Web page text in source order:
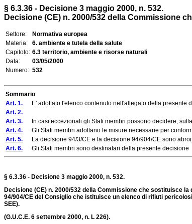
§ 6.3.36 - Decisione 3 maggio 2000, n. 532.
Decisione (CE) n. 2000/532 della Commissione
Settore:
Normativa europea
Materia:
6. ambiente e tutela della salute
Capitolo: 6.3 territorio, ambiente e risorse naturali
Data:
03/05/2000
Numero: 532
Sommario
Art. 1. E' adottato l'elenco contenuto nell'allegato della presente
Art. 2.
Art. 3. In casi eccezionali gli Stati membri possono decidere,
Art. 4. Gli Stati membri adottano le misure necessarie per
Art. 5. La decisione 94/3/CE e la decisione 94/904/CE sono
Art. 6. Gli Stati membri sono destinatari della presente decisione
§ 6.3.36 - Decisione 3 maggio 2000, n. 532.
Decisione (CE) n. 2000/532 della Commissione che sostituisce
94/904/CE del Consiglio che istituisce un elenco di rifiuti
SEE).
(G.U.C.E. 6 settembre 2000, n. L 226).